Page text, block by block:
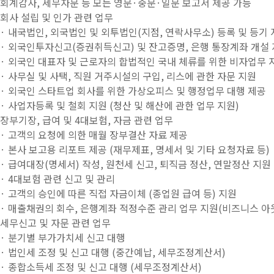
회사 설립 및 인가 관련 업무
· 내국법인, 외국법인 및 외투법인(지점, 연락사무소) 등록 및 등기
· 외국인투자신고(증권취득신고) 및 잔고증명, 은행 통장계좌 개설
· 외국인 대표자 및 근로자의 합법적인 국내 체류를 위한 비자업무
· 사무실 및 사택, 직원 거주시설의 구입, 리스에 관한 자문 지원
· 외국인 스타트업 회사를 위한 가상오피스 및 행정업무 대행 제공
· 사업자등록 및 철회 지원 (청산 및 해산에 관한 업무 지원)
장부기장, 급여 및 4대보험, 자금 관련 업무
· 고객의 요청에 의한 매월 장부결산 자료 제공
· 본사 보고용 리포트 제공 (재무제표, 명세서 및 기타 요청자료 등)
· 급여대장(명세서) 작성, 원천세 신고, 퇴직금 정산, 연말정산 지원
· 4대보험 관련 신고 및 관리
· 고객의 승인에 따른 직접 자금이체 (종업원 급여 등) 지원
· 매출채권의 회수, 은행계좌 적정수준 관리 업무 지원(비즈니스 아
세무신고 및 자문 관련 업무
· 분기별 부가가치세 신고 대행
· 법인세 조정 및 신고 대행 (중간예납, 세무조정계산서)
· 종합소득세 조정 및 신고 대행 (세무조정계산서)